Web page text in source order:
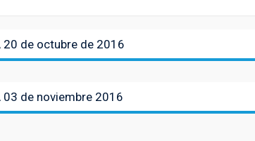
20 de octubre de 2016
03 de noviembre 2016